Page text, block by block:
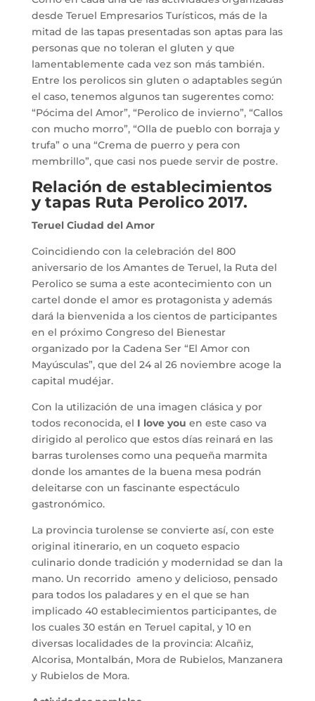
desde Teruel Empresarios Turísticos, más de la
mitad de las tapas presentadas son aptas para las
personas que no toleran el gluten y que
lamentablemente cada vez son más también.
Entre los perolicos sin gluten o adaptables según
el caso, tenemos algunos tan sugerentes como:
“Pócima del Amor”, “Perolico de invierno”, “Callos
con mucho morro”, “Olla de pueblo con borraja y
trufa” o una “Crema de puerro y pera con
membrillo”, que casi nos puede servir de postre.
Relación de establecimientos
y tapas Ruta Perolico 2017.
Teruel Ciudad del Amor
Coincidiendo con la celebración del 800
aniversario de los Amantes de Teruel, la Ruta del
Perolico se suma a este acontecimiento con un
cartel donde el amor es protagonista y además
dará la bienvenida a los cientos de participantes
en el próximo Congreso del Bienestar
organizado por la Cadena Ser “El Amor con
Mayúsculas”, que del 24 al 26 noviembre acoge la
capital mudéjar.
Con la utilización de una imagen clásica y por
todos reconocida, el I love you en este caso va
dirigido al perolico que estos días reinará en las
barras turolenses como una pequeña marmita
donde los amantes de la buena mesa podrán
deleitarse con un fascinante espectáculo
gastronómico.
La provincia turolense se convierte así, con este
original itinerario, en un coqueto espacio
culinario donde tradición y modernidad se dan la
mano. Un recorrido ameno y delicioso, pensado
para todos los paladares y en el que se han
implicado 40 establecimientos participantes, de
los cuales 30 están en Teruel capital, y 10 en
diversas localidades de la provincia: Alcañiz,
Alcorisa, Montalbán, Mora de Rubielos, Manzanera
y Rubielos de Mora.